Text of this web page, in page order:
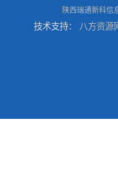
陕西瑞通新科信
技术支持： 八方资源